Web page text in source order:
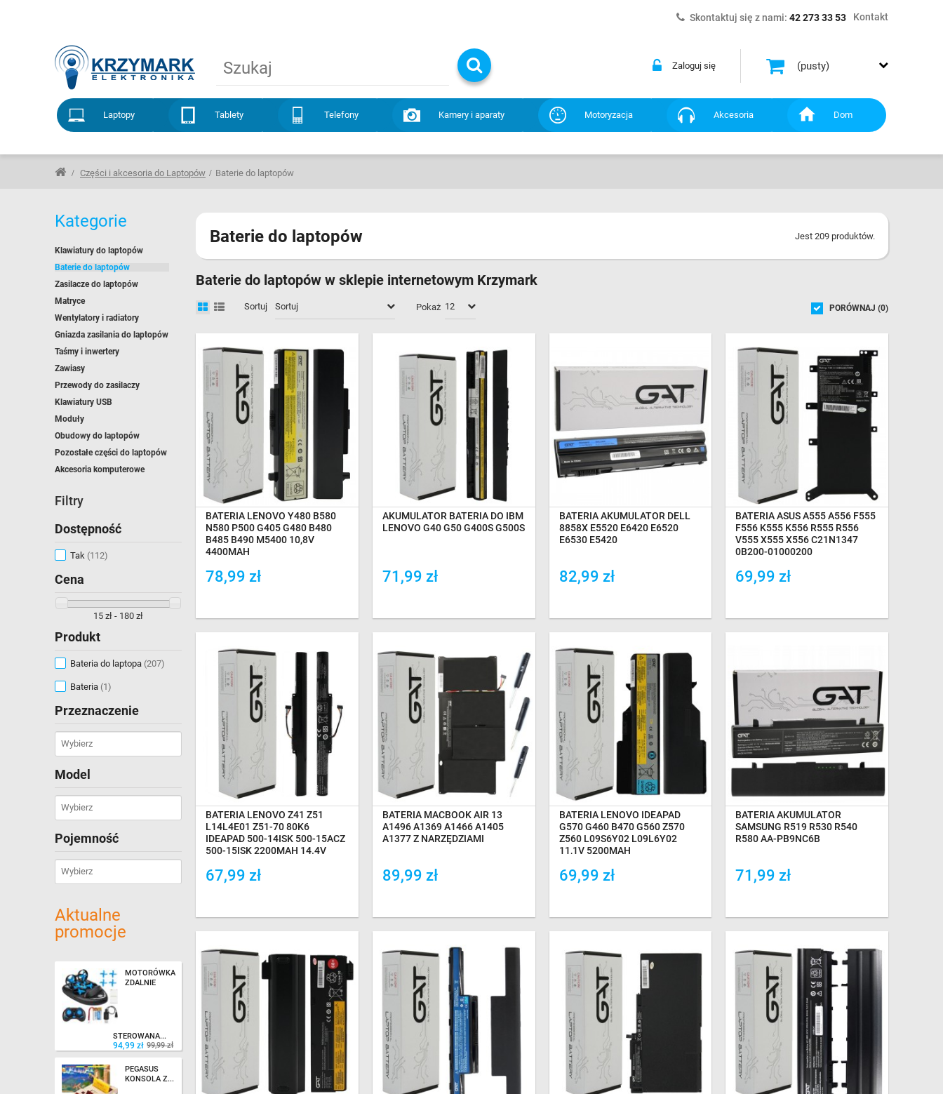
Kontakt
Skontaktuj się z nami: 42 273 33 53
(pusty)
Zaloguj się
Laptopy Tablety Telefony Kamery i aparaty Motoryzacja Akcesoria Dom
Części i akcesoria do Laptopów Baterie do laptopów
Kategorie
Klawiatury do laptopów
Baterie do laptopów
Zasilacze do laptopów
Matryce
Wentylatory i radiatory
Gniazda zasilania do laptopów
Taśmy i inwertery
Zawiasy
Przewody do zasilaczy
Klawiatury USB
Moduły
Obudowy do laptopów
Pozostałe części do laptopów
Akcesoria komputerowe
Filtry
Dostępność
Tak (112)
Cena
15 zł - 180 zł
Produkt
Bateria do laptopa (207)
Bateria (1)
Przeznaczenie
Model
Pojemność
Aktualne
promocje
MOTORÓWKA
ZDALNIE
STEROWANA...
94,99 zł 99,99 zł
94,99 zł
PEGASUS
KONSOLA Z...
Baterie do laptopów Jest 209 produktów.
Baterie do laptopów w sklepie internetowym Krzymark
PORÓWNAJ (0)
Sortuj Pokaż
BATERIA LENOVO Y480 B580
N580 P500 G405 G480 B480
B485 B490 M5400 10,8V
4400MAH
78,99 zł
NA MAGAZYNIE
AKUMULATOR BATERIA DO IBM
LENOVO G40 G50 G400S G500S
71,99 zł
NA MAGAZYNIE
BATERIA AKUMULATOR DELL
8858X E5520 E6420 E6520
E6530 E5420
82,99 zł
NA MAGAZYNIE
BATERIA ASUS A555 A556 F555
F556 K555 K556 R555 R556
V555 X555 X556 C21N1347
0B200-01000200
69,99 zł
NA MAGAZYNIE
BATERIA LENOVO Z41 Z51
L14L4E01 Z51-70 80K6
IDEAPAD 500-14ISK 500-15ACZ
500-15ISK 2200MAH 14.4V
67,99 zł
NA MAGAZYNIE
BATERIA MACBOOK AIR 13
A1496 A1369 A1466 A1405
A1377 Z NARZĘDZIAMI
89,99 zł
NA MAGAZYNIE
BATERIA LENOVO IDEAPAD
G570 G460 B470 G560 Z570
Z560 L09S6Y02 L09L6Y02
11,1V 5200MAH
69,99 zł
NA MAGAZYNIE
BATERIA AKUMULATOR
SAMSUNG R519 R530 R540
R580 AA-PB9NC6B
71,99 zł
NA MAGAZYNIE
NA MAGAZYNIE NA MAGAZYNIE NA MAGAZYNIE NA MAGAZYNIE